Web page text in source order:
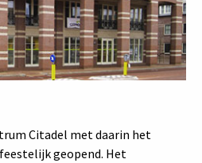
Citadel met daarin het
geopend. Het